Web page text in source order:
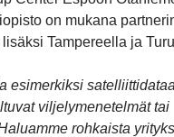
on mukana
Tampereella ja
esimerkiksi
viljelymenetelmät tai
rohkaista